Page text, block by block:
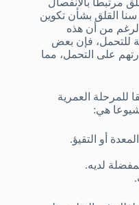
سنا القلق بشأن تكوين
من أن هذه
للتحمل، فإن بعض
على التحمل، مما
للمرحلة العمرية
هي:
أو التقيؤ.
لديه.